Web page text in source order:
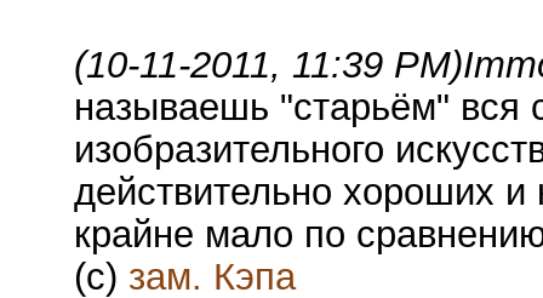
(10-11-2011, 11:39 PM)
называешь "старьём" вся
изобразительного
действительно хороших
крайне мало по
(с) зам. Кэпа